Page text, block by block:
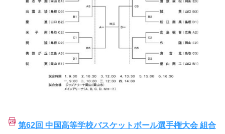
第62回 中国高等学校バスケットボール選手権大会 組合